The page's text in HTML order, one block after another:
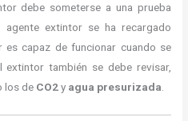
debe someterse a una prueba
agente extintor se ha recargado
capaz de funcionar cuando se
extintor también se debe revisar,
los de CO2y agua presurizada